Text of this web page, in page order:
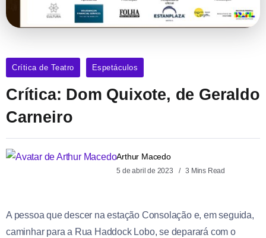
Crítica de Teatro Espetáculos
Crítica: Dom Quixote, de Geraldo
Carneiro
Arthur Macedo
5 de abril de 2023 3 Mins Read
A pessoa que descer na estação Consolação e, em seguida,
caminhar para a Rua Haddock Lobo, se deparará com o